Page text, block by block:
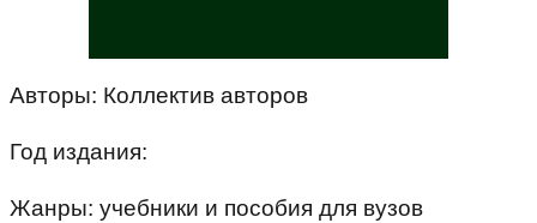
Авторы: Коллектив авторов
Год издания:
Жанры: учебники и пособия для вузов